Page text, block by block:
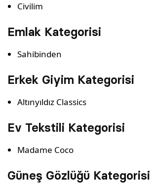
Civilim
Emlak Kategorisi
Sahibinden
Erkek Giyim Kategorisi
Altınyıldız Classics
Ev Tekstili Kategorisi
Madame Coco
Güneş Gözlüğü Kategorisi